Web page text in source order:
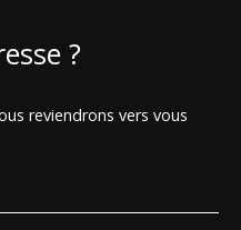
?
reviendrons vers vous